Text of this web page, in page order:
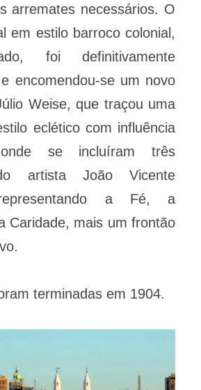
arremates necessários. O
em estilo barroco colonial,
foi definitivamente
encomendou-se um novo
Weise, que traçou uma
eclético com influência
onde se incluíram três
artista João Vicente
a Fé, a
Caridade, mais um frontão
terminadas em 1904.